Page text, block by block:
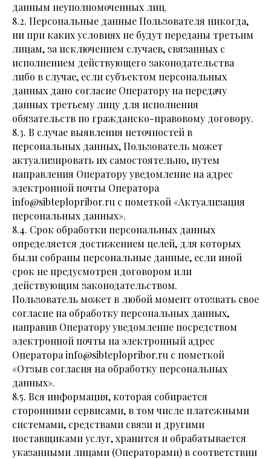
данным неуполномоченных лиц.
8.2. Персональные данные Пользователя никогда,
ни при каких условиях не будут переданы третьим
лицам, за исключением случаев, связанных с
исполнением действующего законодательства
либо в случае, если субъектом персональных
данных дано согласие Оператору на передачу
данных третьему лицу для исполнения
обязательств по гражданско-правовому договору.
8.3. В случае выявления неточностей в
персональных данных, Пользователь может
актуализировать их самостоятельно, путем
направления Оператору уведомление на адрес
электронной почты Оператора
info@sibteplopribor.ru с пометкой «Актуализация
персональных данных».
8.4. Срок обработки персональных данных
определяется достижением целей, для которых
были собраны персональные данные, если иной
срок не предусмотрен договором или
действующим законодательством.
Пользователь может в любой момент отозвать свое
согласие на обработку персональных данных,
направив Оператору уведомление посредством
электронной почты на электронный адрес
Оператора info@sibteplopribor.ru с пометкой
«Отзыв согласия на обработку персональных
данных».
8.5. Вся информация, которая собирается
сторонними сервисами, в том числе платежными
системами, средствами связи и другими
поставщиками услуг, хранится и обрабатывается
указанными лицами (Операторами) в соответствии